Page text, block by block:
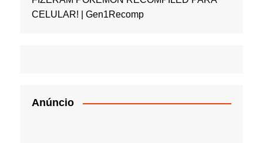
CELULAR! | Gen1Recomp
Anúncio